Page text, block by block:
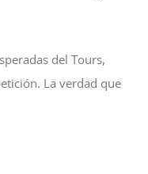
del Tours,
La verdad que